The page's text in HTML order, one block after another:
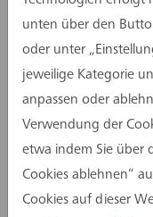
tragenden
sind auch
mit
Nahwärmenetz
den
unten über den
oder unter
jeweilige Kategorie
anpassen oder
Verwendung der
etwa indem Sie über
Cookies ablehnen“
Cookies auf dieser